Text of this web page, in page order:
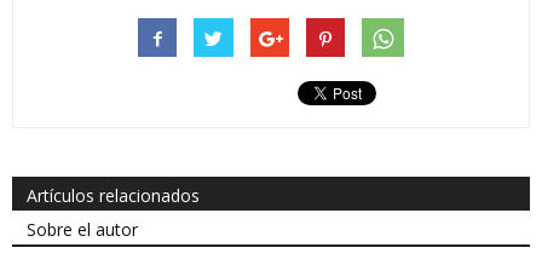
Artículos relacionados
Sobre el autor